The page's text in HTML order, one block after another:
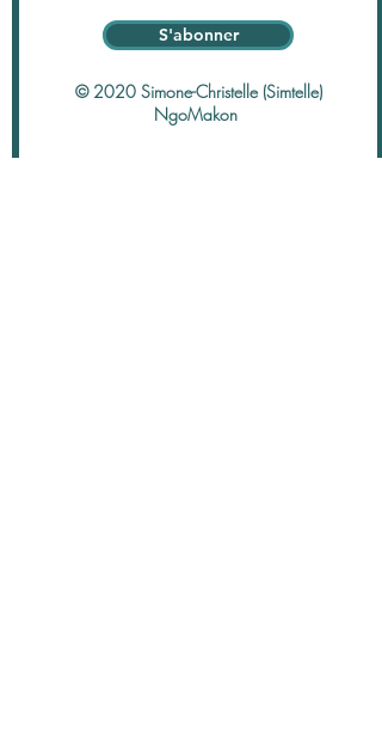
S'abonner
© 2020 Simone-Christelle (Simtelle)
NgoMakon